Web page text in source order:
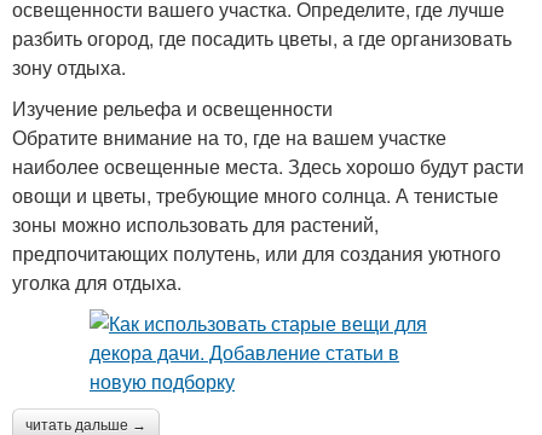
освещенности вашего участка. Определите, где лучше
разбить огород, где посадить цветы, а где организовать
зону отдыха.
Изучение рельефа и освещенности
Обратите внимание на то, где на вашем участке
наиболее освещенные места. Здесь хорошо будут расти
овощи и цветы, требующие много солнца. А тенистые
зоны можно использовать для растений,
предпочитающих полутень, или для создания уютного
уголка для отдыха.
читать дальше →